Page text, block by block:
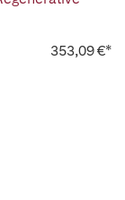
353,09 €*